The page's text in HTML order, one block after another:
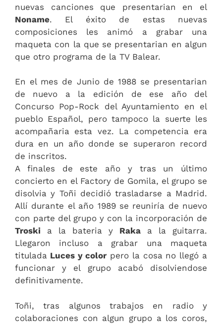
nuevas canciones que presentarian en el
Noname. El éxito de estas nuevas
composiciones les animó a grabar una
maqueta con la que se presentarian en algun
que otro programa de la TV Balear.
En el mes de Junio de 1988 se presentarian
de nuevo a la edición de ese año del
Concurso Pop-Rock del Ayuntamiento en el
pueblo Español, pero tampoco la suerte les
acompañaria esta vez. La competencia era
dura en un año donde se superaron record
de inscritos.
A finales de este año y tras un último
concierto en el Factory de Gomila, el grupo se
disolvia y Toñi decidió trasladarse a Madrid.
Allí durante el año 1989 se reuniría de nuevo
con parte del grupo y con la incorporación de
Troski a la bateria y Raka a la guitarra.
Llegaron incluso a grabar una maqueta
titulada Luces y color pero la cosa no llegó a
funcionar y el grupo acabó disolviendose
definitivamente.
Toñi, tras algunos trabajos en radio y
colaboraciones con algun grupo a los coros,